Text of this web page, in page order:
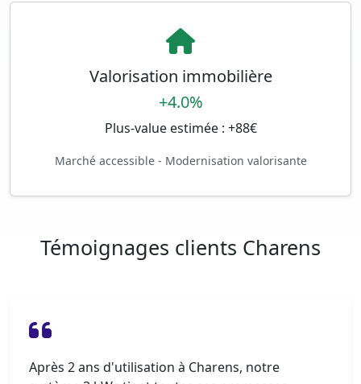
Valorisation immobilière
+4.0%
Plus-value estimée : +88€
Marché accessible - Modernisation valorisante
Témoignages clients Charens
Après 2 ans d'utilisation à Charens, notre